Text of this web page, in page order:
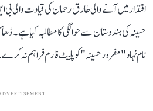
اقتدار میں آنے والی طارق رحمان کی قیادت
حسینہ کی ہندوستان سے حوالگی کا مطالبہ کیا ہے۔
نام نہاد "مفرور حسینہ" کو پلیٹ فارم فراہم نہ